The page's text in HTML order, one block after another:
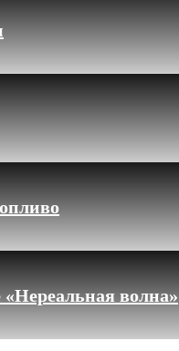
волна»